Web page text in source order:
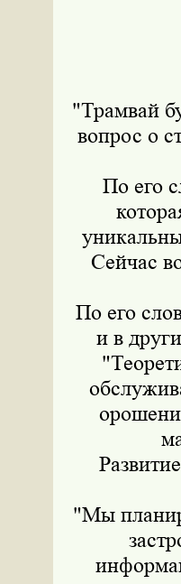
"Трамвай
вопрос о
По его
Сейчас
По его
и в
"Мы